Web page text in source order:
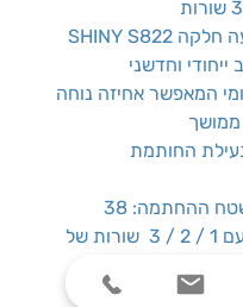
SHINY S822 בעלת הטבעה חלקה
המאפשר אחיזה נוחה
ניתן להשיג עם 1 / 2 / 3 שורות של
שורות התואמת את